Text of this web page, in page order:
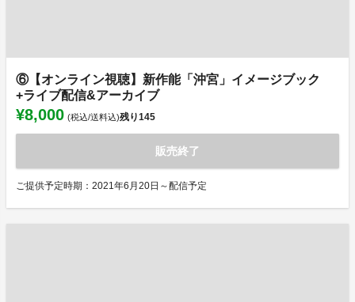
⑥【オンライン視聴】新作能「沖宮」イメージブック
+ライブ配信&アーカイブ
¥8,000 (税込/送料込)残り145
販売終了
ご提供予定時期：2021年6月20日～配信予定